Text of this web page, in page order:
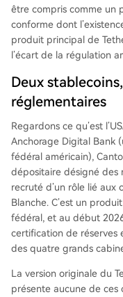
être compris comme un
conforme dont
produit principal de
l’écart de la régulation
Deux
réglementaires
Regardons ce qu’est
Anchorage Digital Bank
fédéral américain),
dépositaire désigné des
recruté d’un rôle lié aux
Blanche. C’est un
fédéral, et au début
certification de réserves
des quatre grands
La version originale du
présente aucune de ces